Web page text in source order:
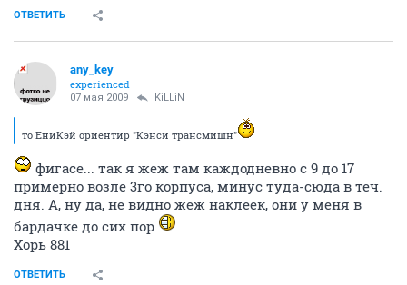
ОТВЕТИТЬ
any_key
experienced
07 мая 2009 KiLLiN
то ЕниКэй ориентир "Кэнси трансмишн"
фигасе... так я жеж там каждодневно с 9 до 17
примерно возле 3го корпуса, минус туда-сюда в теч.
дня. А, ну да, не видно жеж наклеек, они у меня в
бардачке до сих пор
Хорь 881
ОТВЕТИТЬ